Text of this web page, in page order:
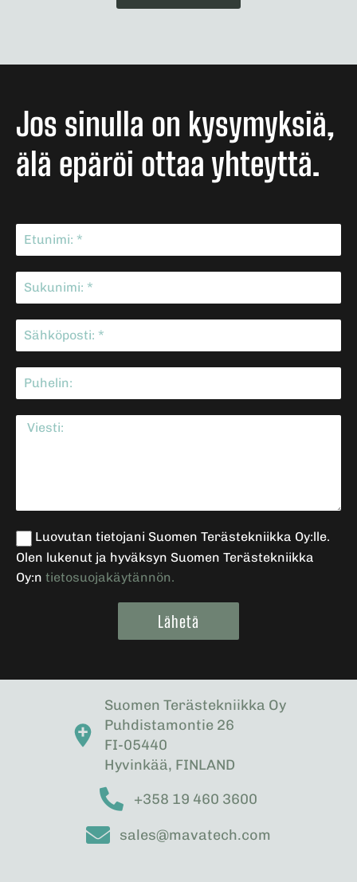
Jos sinulla on kysymyksiä,
älä epäröi ottaa yhteyttä.
Luovutan tietojani Suomen Terästekniikka Oy:lle.
Olen lukenut ja hyväksyn Suomen Terästekniikka
Oy:n tietosuojakäytännön.
Lähetä
Suomen Terästekniikka Oy
Puhdistamontie 26
FI-05440
Hyvinkää, FINLAND
+358 19 460 3600
sales@mavatech.com